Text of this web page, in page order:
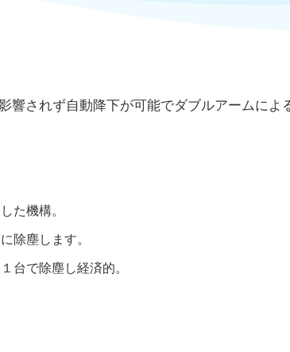
響されず自動降下が可能でダブルアームによ
た機構。
除塵します。
台で除塵し経済的。